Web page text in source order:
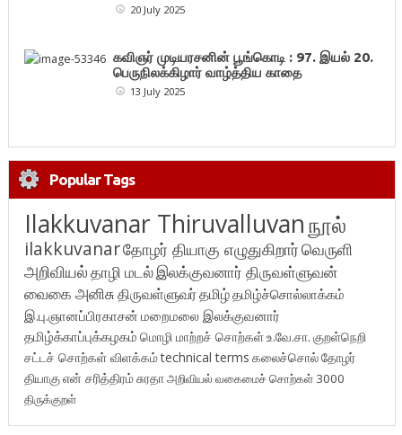
20 July 2025
கவிஞர் முடியரசனின் பூங்கொடி : 97. இயல் 20.
பெருநிலக்கிழார் வாழ்த்திய காதை
13 July 2025
Popular Tags
Ilakkuvanar Thiruvalluvanநூல்
ilakkuvanarதோழர் தியாகு எழுதுகிறார்வெருளி
அறிவியல்தாழி மடல்இலக்குவனார் திருவள்ளுவன்
வைகை அனிசுதிருவள்ளுவர்தமிழ்தமிழ்ச்சொல்லாக்கம்
இ.பு.ஞானப்பிரகாசன் மறைமலை இலக்குவனார்
தமிழ்க்காப்புக்கழகம் மொழி மாற்றச் சொற்கள்உ.வே.சா. குறள்நெறி
சட்டச் சொற்கள் விளக்கம்technical terms கலைச்சொல்தோழர்
தியாகுஎன் சரித்திரம்சுரதாஅறிவியல் வகைமைச் சொற்கள் 3000
திருக்குறள்